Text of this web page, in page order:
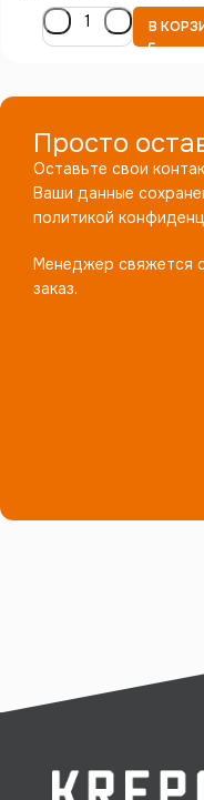
В
Просто
Оставьте свои
Ваши данные
политикой
Менеджер свяжется
заказ.